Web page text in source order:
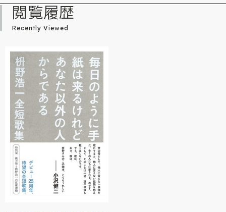
閲覧履歴
Recently Viewed